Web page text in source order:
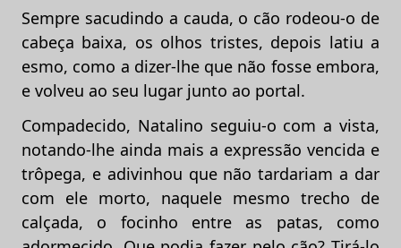
Sempre sacudindo a cauda, o cão rodeou-o de
cabeça baixa, os olhos tristes, depois latiu a
esmo, como a dizer-lhe que não fosse embora,
e volveu ao seu lugar junto ao portal.
Compadecido, Natalino seguiu-o com a vista,
notando-lhe ainda mais a expressão vencida e
trôpega, e adivinhou que não tardariam a dar
com ele morto, naquele mesmo trecho de
calçada, o focinho entre as patas, como